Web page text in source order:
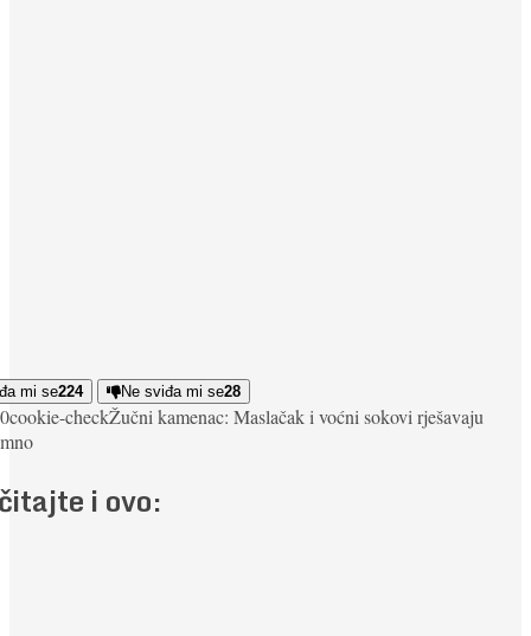
mi se224 Ne sviđa mi se28
0cookie-checkŽučni kamenac: Maslačak i voćni sokovi rješavaju
no
i ovo: